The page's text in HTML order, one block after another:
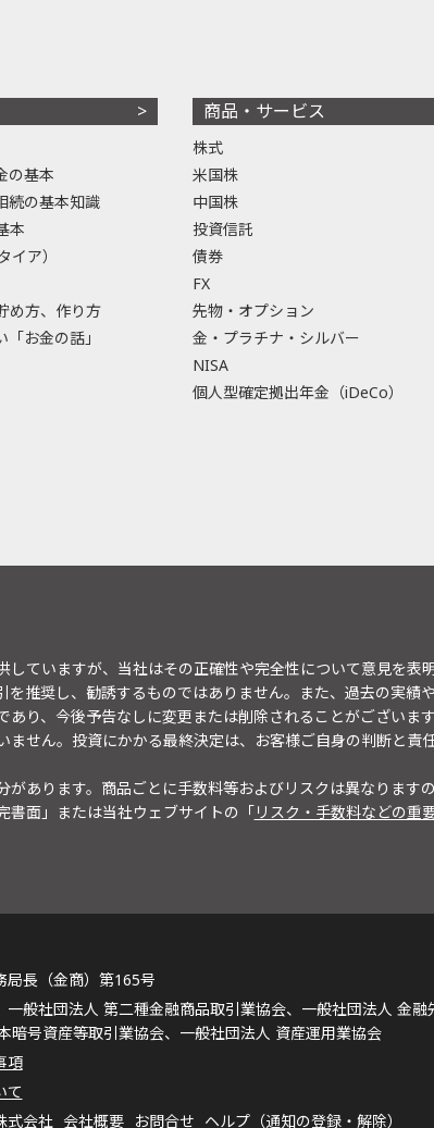
の基本
続の基本知識
本
イア）
め方、作り方
お金の話」
商品・サービス
株式
米国株
中国株
投資信託
債券
FX
先物・オプション
金・プラチナ・シルバー
NISA
個人型確定拠出年金（iDeCo）
ていますが、当社はその正確性や完全性について意見を表
推奨し、勧誘するものではありません。また、過去の実績や
り、今後予告なしに変更または削除されることがございま
せん。投資にかかる最終決定は、お客様ご自身の判断と責
あります。商品ごとに手数料等およびリスクは異なります
書面」または当社ウェブサイトの「リスク・手数料などの重
長（金商）第165号
一般社団法人 第二種金融商品取引業協会、一般社団法人 金融
暗号資産等取引業協会、一般社団法人 資産運用業協会
項
て
式会社 会社概要 お問合せ ヘルプ（通知の登録・解除）